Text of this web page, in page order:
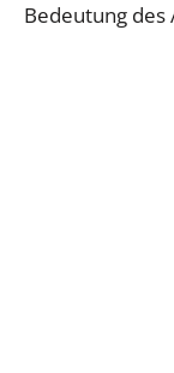
Bedeutung